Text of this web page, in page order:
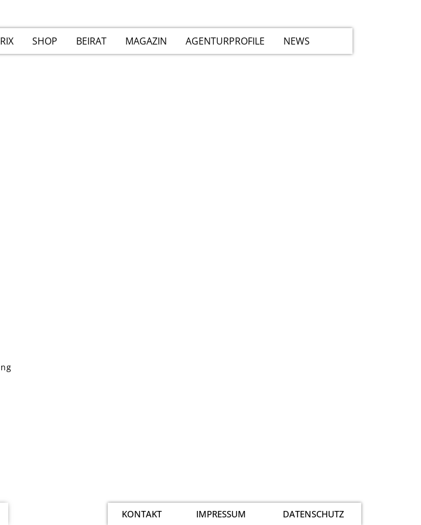
BEIRAT MAGAZIN
SHOP AGENTURPROFILE NEWS
KONTAKT IMPRESSUM DATENSCHUTZ